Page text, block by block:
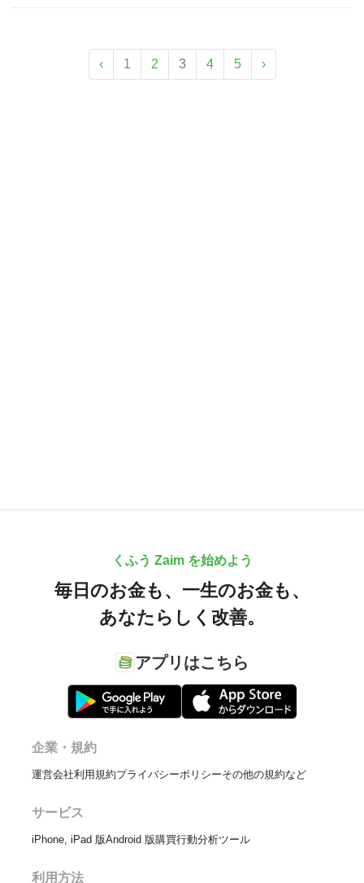
‹ 1 2 3 4 5 ›
くふう Zaim を始めよう
毎日のお金も、 一生のお金も、
あなたらしく改善。
アプリはこちら
企業・規約
運営会社利用規約プライバシーポリシーその他の規約など
サービス
iPhone, iPad 版Android 版購買行動分析ツール
利用方法